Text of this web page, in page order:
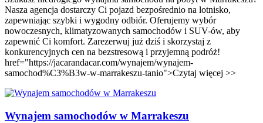
Nasza agencja dostarczy Ci pojazd bezpośrednio na lotnisko,
zapewniając szybki i wygodny odbiór. Oferujemy wybór
nowoczesnych, klimatyzowanych samochodów i SUV-ów, aby
zapewnić Ci komfort. Zarezerwuj już dziś i skorzystaj z
konkurencyjnych cen na bezstresową i przyjemną podróż!
href="https://jacarandacar.com/wynajem/wynajem-
samochod%C3%B3w-w-marrakeszu-tanio">Czytaj więcej >>
Wynajem samochodów w Marrakeszu